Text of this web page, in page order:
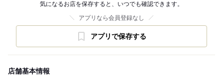
気になるお店を保存すると、いつでも確認できます。
アプリなら会員登録なし
アプリで保存する
店舗基本情報